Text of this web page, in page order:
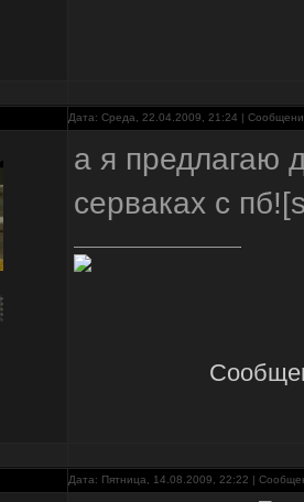
Дата: Среда, 22.04.2009, 21:24 |
а я предлагаю
серваках с
Дата: Пятница, 14.08.2009, 22:22 |